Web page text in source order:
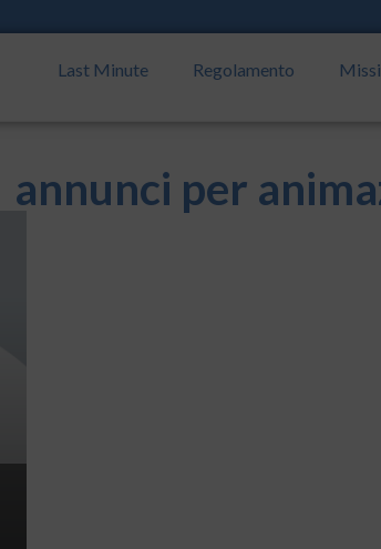
Last Minute Regolamento
annunci per